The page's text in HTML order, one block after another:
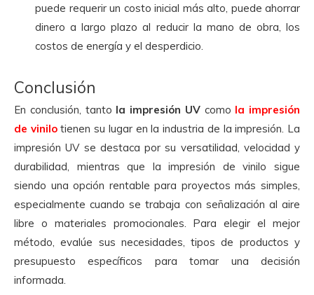
puede requerir un costo inicial más alto, puede ahorrar
dinero a largo plazo al reducir la mano de obra, los
costos de energía y el desperdicio.
Conclusión
En conclusión, tanto la impresión UV como la impresión
de vinilotienen su lugar en la industria de la impresión. La
impresión UV se destaca por su versatilidad, velocidad y
durabilidad, mientras que la impresión de vinilo sigue
siendo una opción rentable para proyectos más simples,
especialmente cuando se trabaja con señalización al aire
libre o materiales promocionales. Para elegir el mejor
método, evalúe sus necesidades, tipos de productos y
presupuesto específicos para tomar una decisión
informada.